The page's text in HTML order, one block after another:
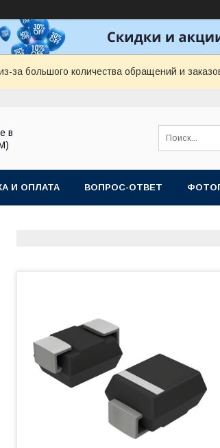
большого количества обращений и
в
И ОПЛАТА ВОПРОС-ОТВЕТ